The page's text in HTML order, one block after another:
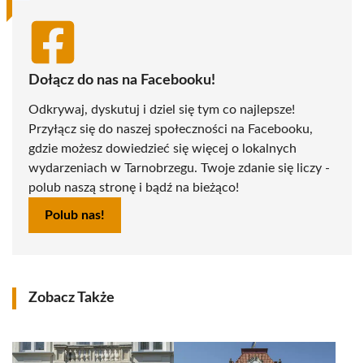
Dołącz do nas na Facebooku!
Odkrywaj, dyskutuj i dziel się tym co najlepsze!
Przyłącz się do naszej społeczności na Facebooku,
gdzie możesz dowiedzieć się więcej o lokalnych
wydarzeniach w Tarnobrzegu. Twoje zdanie się liczy -
polub naszą stronę i bądź na bieżąco!
Polub nas!
Zobacz Także